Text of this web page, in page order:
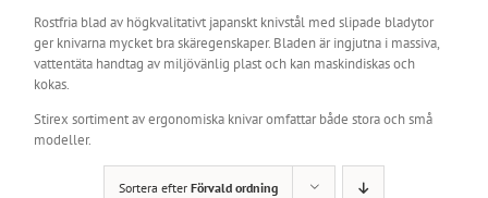
Rostfria blad av högkvalitativt japanskt knivstål med slipade bladytor
ger knivarna mycket bra skäregenskaper. Bladen är ingjutna i massiva,
vattentäta handtag av miljövänlig plast och kan maskindiskas och
kokas.
Stirex sortiment av ergonomiska knivar omfattar både stora och små
modeller.
Sortera efter Förvald ordning